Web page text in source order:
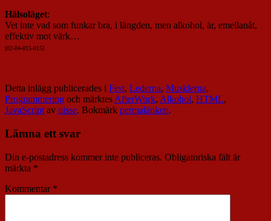
Hälsoläget:
Vet inte vad som funkar bra, i längden, men alkohol, är, emellanåt,
effektiv mot värk…
[02-04-015-015]
Detta inlägg publicerades i Fest, Lederna, Musklerna,
Programmering och märktesAfterWork, Alkohol, HTML,
JavaScriptav nisse. Bokmärk permalänken.
Lämna ett svar
Din e-postadress kommer inte publiceras. Obligatoriska fält är
märkta *
Kommentar *